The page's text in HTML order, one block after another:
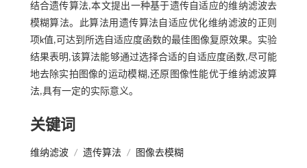
结合遗传算法,本文提出一种基于遗传自适应的维纳滤波去
模糊算法。此算法用遗传算法自适应优化维纳滤波的正则
项k值,可达到所选自适应度函数的最佳图像复原效果。实验
结果表明,该算法能够通过选择合适的自适应度函数,尽可能
地去除实拍图像的运动模糊,还原图像性能优于维纳滤波算
法,具有一定的实际意义。
关键词
维纳滤波 / 遗传算法 / 图像去模糊